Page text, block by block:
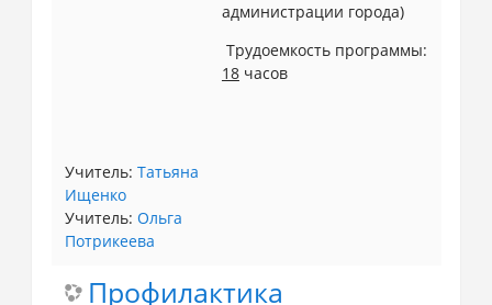
администрации города)
Трудоемкость программы:
18часов
Учитель: Татьяна
Ищенко
Учитель: Ольга
Потрикеева
Профилактика